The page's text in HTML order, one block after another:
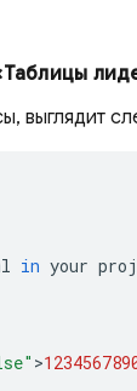
выглядит
in your
>